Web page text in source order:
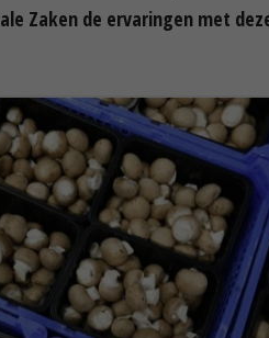
Zaken de ervaringen met